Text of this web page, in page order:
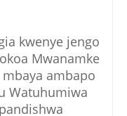
kwenye jengo
Mwanamke
ambapo
Watuhumiwa